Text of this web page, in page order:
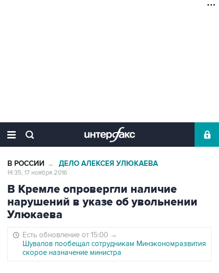
В РОССИИ → ДЕЛО АЛЕКСЕЯ УЛЮКАЕВА
14:35, 17 ноября 2016
В Кремле опровергли наличие
нарушений в указе об увольнении
Улюкаева
Есть обновление от 15:00 →
Шувалов пообещал сотрудникам Минэкономразвития
скорое назначение министра